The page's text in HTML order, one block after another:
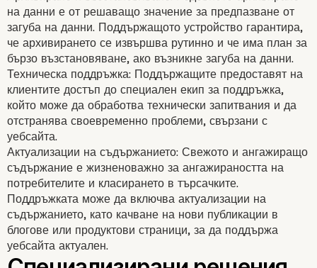
на данни е от решаващо значение за предпазване от
загуба на данни. Поддържащото устройство гарантира,
че архивирането се извършва рутинно и че има план за
бързо възстановяване, ако възникне загуба на данни.
Техническа поддръжка: Поддържащите предоставят на
клиентите достъп до специален екип за поддръжка,
който може да обработва технически запитвания и да
отстранява своевременно проблеми, свързани с
уебсайта.
Актуализации на съдържанието: Свежото и ангажиращо
съдържание е жизненоважно за ангажираността на
потребителите и класирането в търсачките.
Поддръжката може да включва актуализации на
съдържанието, като качване на нови публикации в
блогове или продуктови страници, за да поддържа
уебсайта актуален.